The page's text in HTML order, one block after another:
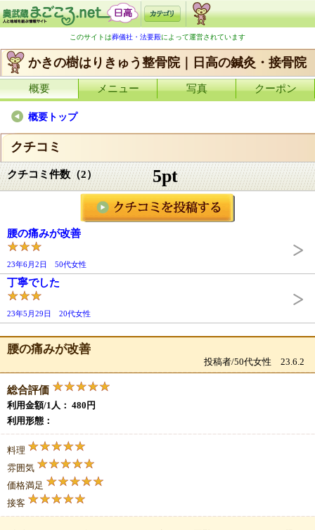
このサイトは葬儀社・法要殿によって運営されています
かきの樹はりきゅう整骨院｜日高の鍼灸・接骨院
概要 メニュー 写真 クーポン
概要トップ
クチコミ
クチコミ件数（2） 5pt
腰の痛みが改善
23年6月2日 50代女性
丁寧でした
23年5月29日 20代女性
腰の痛みが改善
投稿者/50代女性 23.6.2
総合評価
利用金額/1人： 480円
利用形態：
料理
雰囲気
価格満足
接客